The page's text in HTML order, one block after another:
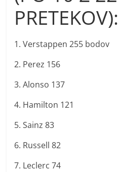
PRETEKOV):
1. Verstappen 255 bodov
2. Perez 156
3. Alonso 137
4. Hamilton 121
5. Sainz 83
6. Russell 82
7. Leclerc 74